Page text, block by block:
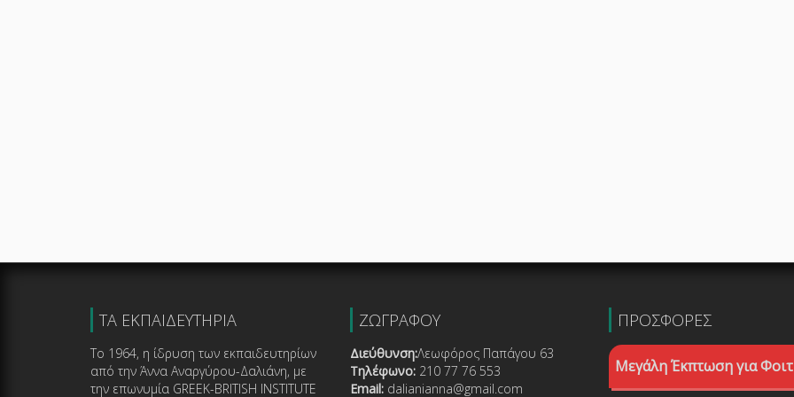
ΤΑ ΕΚΠΑΙΔΕΥΤΗΡΙΑ
Το 1964, η ίδρυση των εκπαιδευτηρίων
από την Άννα Αναργύρου-Δαλιάνη, με
την επωνυμία GREEK-BRITISH INSTITUTE
ΖΩΓΡΑΦΟΥ
Διεύθυνση:Λεωφόρος Παπάγου 63
Τηλέφωνο:210 77 76 553
Email:dalianianna@gmail.com
ΠΡΟΣΦΟΡΕΣ
Μεγάλη Έκπτωση για